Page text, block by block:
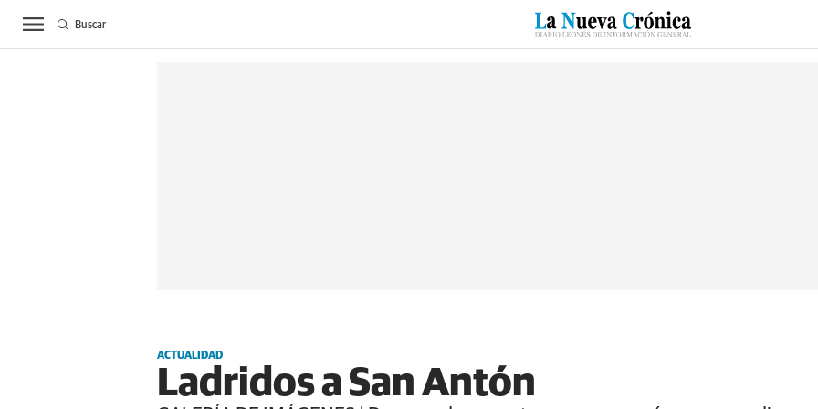
ACTUALIDAD BIERZO SUCESOS CULTURAS ESPECIALES DEPORTES
Buscar
ACTUALIDAD
Ladridos a San Antón